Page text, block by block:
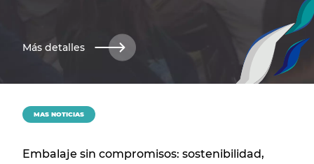
Más detalles
MAS NOTICIAS
Embalaje sin compromisos: sostenibilidad,